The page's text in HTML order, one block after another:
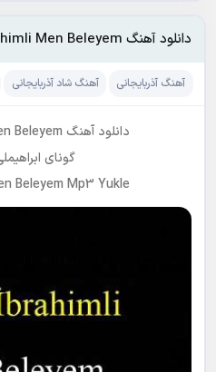
دانلود آهنگ Günay Ibrahimli Men Beleyem
آهنگ آذربایجانی آهنگ شاد آذربایجانی
دانلود آهنگ Günay Ibrahimli Men Beleyem
گونای
Beleyem Mp3 Yukle